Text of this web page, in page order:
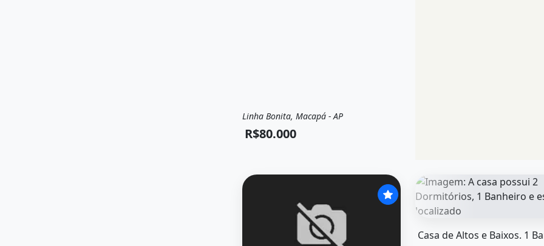
Venda Casa
Linha Bonita, Macapá - AP
R$80.000